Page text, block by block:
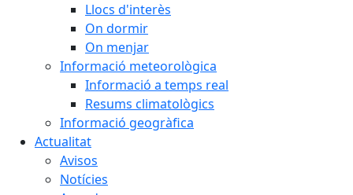
Llocs d'interès
On dormir
On menjar
Informació meteorològica
Informació a temps real
Resums climatològics
Informació geogràfica
Actualitat
Avisos
Notícies